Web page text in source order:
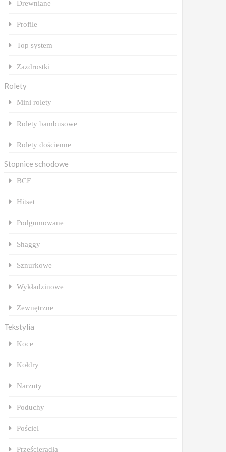
Drewniane
Profile
Top system
Zazdrostki
Rolety
Mini rolety
Rolety bambusowe
Rolety dościenne
Stopnice schodowe
BCF
Hitset
Podgumowane
Shaggy
Sznurkowe
Wykładzinowe
Zewnętrzne
Tekstylia
Koce
Kołdry
Narzuty
Poduchy
Pościel
Prześcieradła